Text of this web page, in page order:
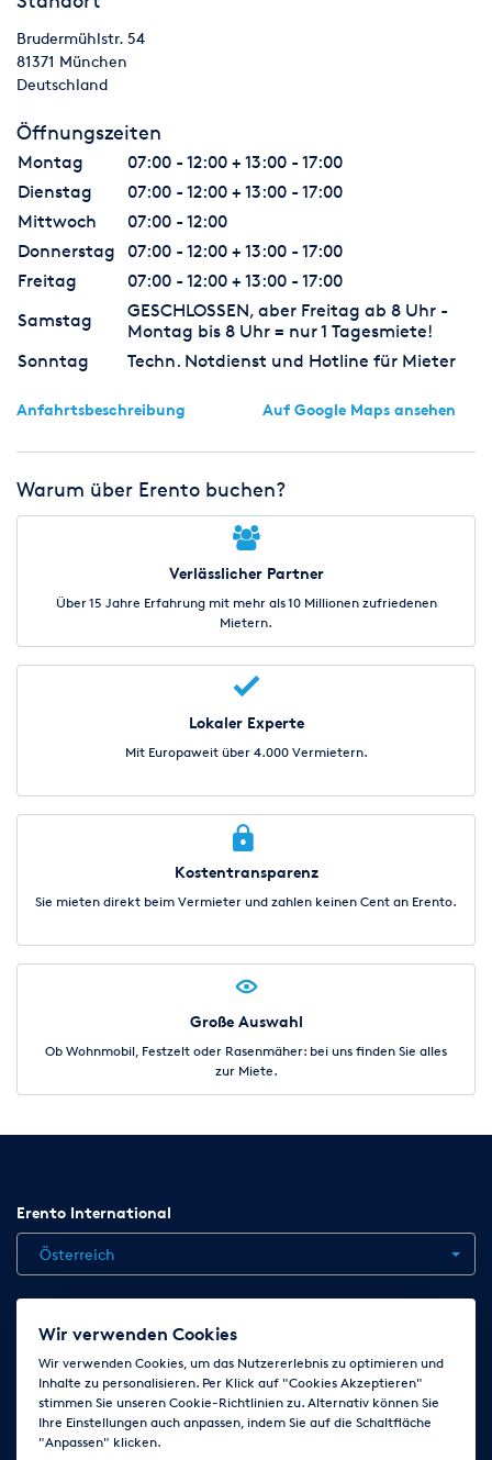
Brudermühlstr. 54
81371 München
Deutschland
Öffnungszeiten
Montag
07:00 - 12:00 + 13:00 - 17:00
Dienstag
07:00 - 12:00 + 13:00 - 17:00
Mittwoch
07:00 - 12:00
Donnerstag
07:00 - 12:00 + 13:00 - 17:00
Freitag
07:00 - 12:00 + 13:00 - 17:00
Samstag
GESCHLOSSEN, aber Freitag ab 8 Uhr -
Montag bis 8 Uhr = nur 1 Tagesmiete!
Sonntag
Techn. Notdienst und Hotline für Mieter
Anfahrtsbeschreibung Auf Google Maps ansehen
Warum über Erento buchen?
Verlässlicher Partner
Über 15 Jahre Erfahrung mit mehr als 10 Millionen zufriedenen
Mietern.
Lokaler Experte
Mit Europaweit über 4.000 Vermietern.
Kostentransparenz
Sie mieten direkt beim Vermieter und zahlen keinen Cent an Erento.
Große Auswahl
Ob Wohnmobil, Festzelt oder Rasenmäher: bei uns finden Sie alles
zur Miete.
Erento International
Österreich
Jobs Kontakt News
AGB
Impressum Cookie-Einstellungen ändern
Folge uns auf
Wir verwenden Cookies
Wir verwenden Cookies, um das Nutzererlebnis zu optimieren und
Inhalte zu personalisieren. Per Klick auf "Cookies Akzeptieren"
stimmen Sie unseren Cookie-Richtlinien zu. Alternativ können Sie
Ihre Einstellungen auch anpassen, indem Sie auf die Schaltfläche
"Anpassen" klicken.